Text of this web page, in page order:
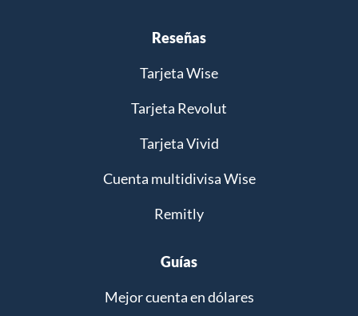
Reseñas
Tarjeta Wise
Tarjeta Revolut
Tarjeta Vivid
Cuenta multidivisa Wise
Remitly
Guías
Mejor cuenta en dólares